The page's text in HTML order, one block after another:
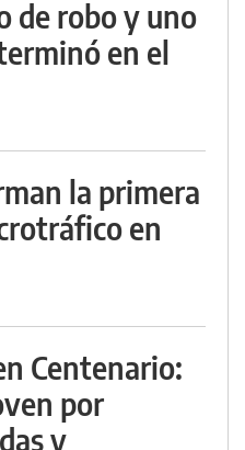
de robo y uno
en el
la primera
en
Centenario:
por
y